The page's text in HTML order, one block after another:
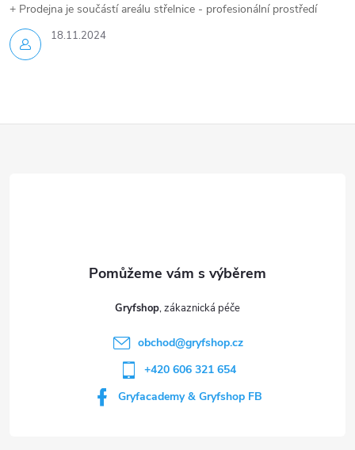
18.11.2024
+ Prodejna je součástí areálu střelnice - profesionální prostředí
Gryfshop
obchod@gryfshop.cz
+420 606 321 654
Gryfacademy & Gryfshop FB